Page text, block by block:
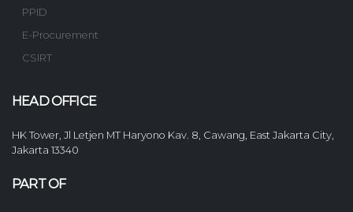
PPID
E-Procurement
CSIRT
HEAD OFFICE
HK Tower, Jl Letjen MT Haryono Kav. 8, Cawang, East Jakarta City,
Jakarta 13340
PART OF